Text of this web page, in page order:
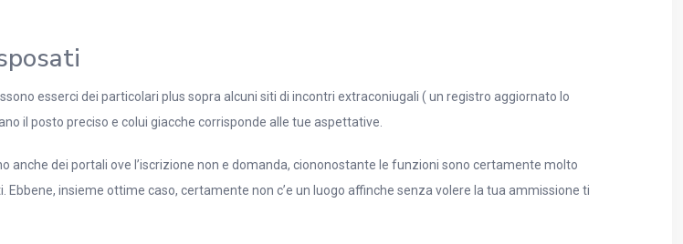
esserci dei particolari plus sopra alcuni siti di incontri extraconiugali ( un registro aggiornato lo
il posto preciso e colui giacche corrisponde alle tue aspettative.
anche dei portali ove l’iscrizione non e domanda, ciononostante le funzioni sono certamente molto
insieme ottime caso, certamente non c’e un luogo affinche senza volere la tua ammissione ti